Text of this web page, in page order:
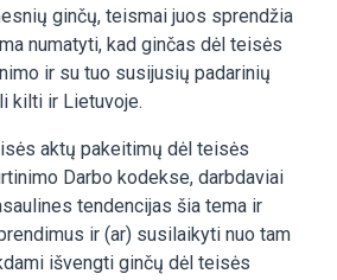
ginčų, teismai juos sprendžia
numatyti, kad ginčas dėl teisės
ir su tuo susijusių padarinių
kilti ir Lietuvoje.
aktų pakeitimų dėl teisės
Darbo kodekse, darbdaviai
tendencijas šia tema ir
ir (ar) susilaikyti nuo tam
išvengti ginčų dėl teisės